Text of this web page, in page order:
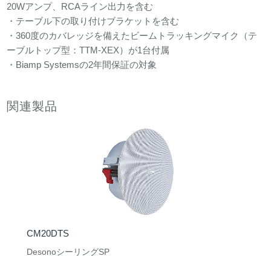
20Wアンプ、RCAライン出力を含む
・テーブル下の取り付けブラケットを含む
・360度のカバレッジを備えたビームトラッキングマイク（テ
ーブルトップ型：TTM-XEX）が1台付属
・Biamp Systemsの2年間保証の対象
関連製品
Vidi 250
会議用カメラ